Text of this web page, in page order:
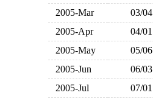
2005-Mar
03/04
2005-Apr
04/01
2005-May
05/06
2005-Jun
06/03
2005-Jul
07/01